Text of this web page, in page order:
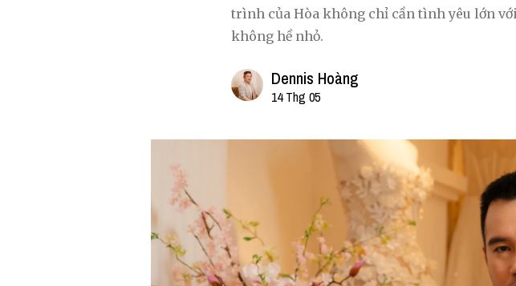
trình của Hòa không chỉ cần tình yêu lớn
không hề nhỏ.
Dennis Hoàng
14 Thg 05